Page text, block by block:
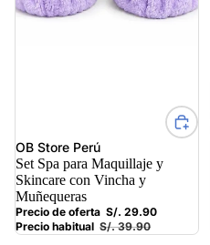
Oferta
OB Store Perú
Set Spa para Maquillaje y
Skincare con Vincha y
Muñequeras
Precio de oferta S/. 29.90
Precio habitual S/. 39.90